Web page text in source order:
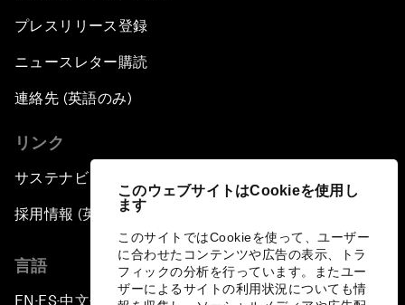
このウェブサイトはCookieを使用し
ます
このサイトではCookieを使って、ユーザー
に合わせたコンテンツや広告の表示、トラ
フィックの分析を行っています。またユー
ザーによるサイトの利用状況についても情
プレスリリース登録
ニュースレター購読
連絡先 (英語のみ)
リンク
サステナビリティへの取り組み
採用情報 (英語のみ)
言語
EN ▪ ES▪中文▪ 日本語